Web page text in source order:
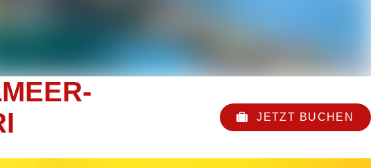
JETZT BUCHEN